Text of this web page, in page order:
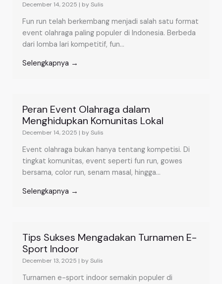
December 14, 2025 | by Sulis
Fun run telah berkembang menjadi salah satu format
event olahraga paling populer di Indonesia. Berbeda
dari lomba lari kompetitif, fun...
Selengkapnya →
Peran Event Olahraga dalam
Menghidupkan Komunitas Lokal
December 14, 2025 | by Sulis
Event olahraga bukan hanya tentang kompetisi. Di
tingkat komunitas, event seperti fun run, gowes
bersama, color run, senam masal, hingga...
Selengkapnya →
Tips Sukses Mengadakan Turnamen E-
Sport Indoor
December 13, 2025 | by Sulis
Turnamen e-sport indoor semakin populer di